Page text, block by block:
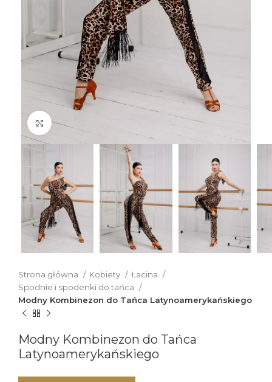
Click to enlarge
Strona główna Kobiety
Łacina
Spodnie i spodenki do tańca
Modny Kombinezon do Tańca Latynoamerykańskiego
Modny Kombinezon do Tańca
Latynoamerykańskiego